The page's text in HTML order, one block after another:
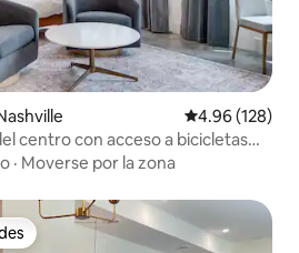
Calificación
4.96 (128)
centro con acceso a bicicletas
· Moverse por la zona